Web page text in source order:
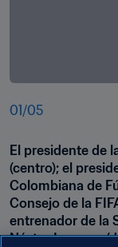
01 /05
El presidente de
(centro); el
Colombiana de
Consejo de la
entrenador de la
Néstor Lorenzo